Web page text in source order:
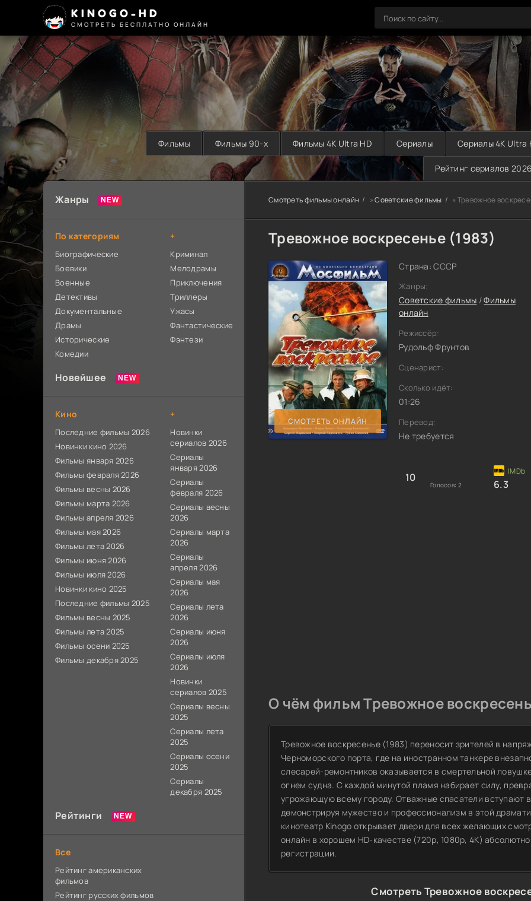
KINOGO-HD
СМОТРЕТЬ БЕСПЛАТНО ОНЛАЙН
Фильмы Фильмы 90-х Фильмы 4K Ultra HD Сериалы Сериалы 4K Ultra
Рейтинг сериалов 2026
Смотреть фильмы онлайн »Советские фильмы » Тревожное
Тревожное воскресенье (1983)
СМОТРЕТЬ ОНЛАЙН
Страна: СССР
Жанры:
Советские фильмы /Фильмы
онлайн
Режиссёр:
Рудольф Фрунтов
Сценарист:
Сколько идёт:
01:26
Перевод:
Не требуется
10
Голосов: 2 6.3
О чём фильм Тревожное
Тревожное воскресенье (1983) переносит зрителей в
Черноморского порта, где на иностранном танкере
слесарей-ремонтников оказывается в смертельной
огнем судна. С каждой минутой пламя набирает силу,
угрожающую всему городу. Отважные спасатели вступают
демонстрируя мужество и профессионализм в этой
кинотеатр Kinogo открывает двери для всех желающих
онлайн в хорошем HD-качестве (720p, 1080p, 4К)
регистрации.
Смотреть Тревожное
Жанры
По категориям
Биографические
Боевики
Военные
Детективы
Документальные
Драмы
Исторические
Комедии
+
Криминал
Мелодрамы
Приключения
Триллеры
Ужасы
Фантастические
Фэнтези
Новейшее
Кино
Последние фильмы 2026
Новинки кино 2026
Фильмы января 2026
Фильмы февраля 2026
Фильмы весны 2026
Фильмы марта 2026
Фильмы апреля 2026
Фильмы мая 2026
Фильмы лета 2026
Фильмы июня 2026
Фильмы июля 2026
Новинки кино 2025
Последние фильмы 2025
Фильмы весны 2025
Фильмы лета 2025
Фильмы осени 2025
Фильмы декабря 2025
+
Новинки
сериалов 2026
Сериалы
января 2026
Сериалы
февраля 2026
Сериалы весны
2026
Сериалы марта
2026
Сериалы
апреля 2026
Сериалы мая
2026
Сериалы лета
2026
Сериалы июня
2026
Сериалы июля
2026
Новинки
сериалов 2025
Сериалы весны
2025
Сериалы лета
2025
Сериалы осени
2025
Сериалы
декабря 2025
Рейтинги
Все
Рейтинг американских
фильмов
Рейтинг русских фильмов